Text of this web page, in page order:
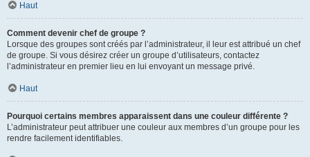
Haut
Comment devenir chef de groupe ?
Lorsque des groupes sont créés par l’administrateur, il leur est attribué un chef
de groupe. Si vous désirez créer un groupe d’utilisateurs, contactez
l’administrateur en premier lieu en lui envoyant un message privé.
Haut
Pourquoi certains membres apparaissent dans une couleur différente ?
L’administrateur peut attribuer une couleur aux membres d’un groupe pour les
rendre facilement identifiables.